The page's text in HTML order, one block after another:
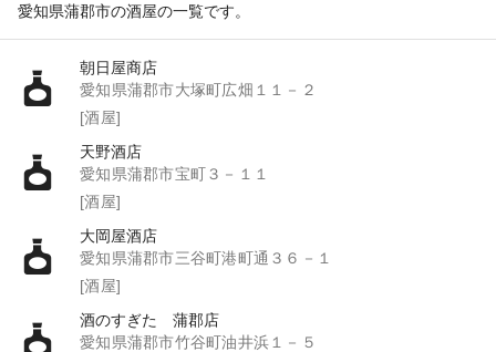
愛知県蒲郡市の酒屋の一覧です。
朝日屋商店
愛知県蒲郡市大塚町広畑１１－２
[酒屋]
天野酒店
愛知県蒲郡市宝町３－１１
[酒屋]
大岡屋酒店
愛知県蒲郡市三谷町港町通３６－１
[酒屋]
酒のすぎた 蒲郡店
愛知県蒲郡市竹谷町油井浜１－５